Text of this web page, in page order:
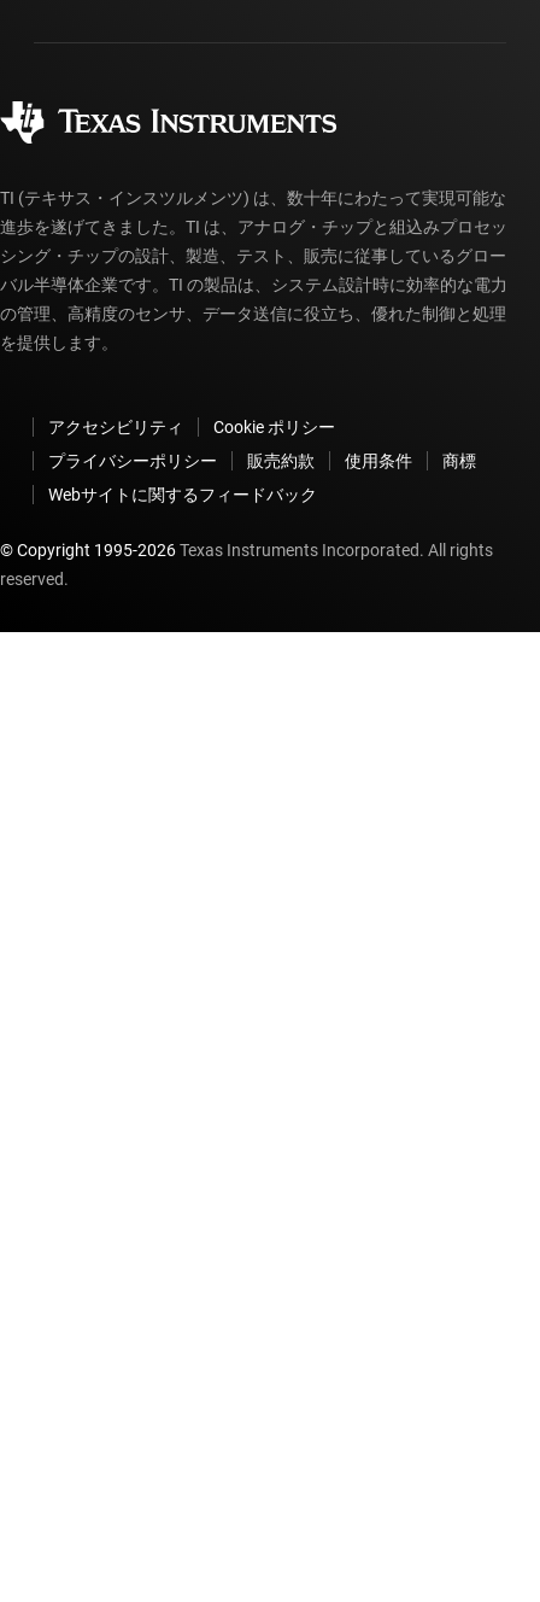
myTI アカウントの FAQ
ご注文に関する FAQ
TI (テキサス・インスツルメンツ) は、数十年にわたって実現可能な
進歩を遂げてきました。TI は、アナログ・チップと組込みプロセッ
シング・チップの設計、製造、テスト、販売に従事しているグロー
バル半導体企業です。TI の製品は、システム設計時に効率的な電力
の管理、高精度のセンサ、データ送信に役立ち、優れた制御と処理
を提供します。
アクセシビリティ
Cookie ポリシー
プライバシーポリシー
販売約款 使用条件
商標
Webサイトに関するフィードバック
© Copyright 1995-2026Texas Instruments Incorporated. All rights
reserved.